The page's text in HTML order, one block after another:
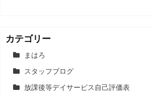
カテゴリー
まはろ
スタッフブログ
放課後等デイサービス自己評価表